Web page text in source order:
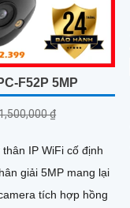
F52P 5MP
₫
IP WiFi cố định
giải 5MP mang lại
tích hợp hồng